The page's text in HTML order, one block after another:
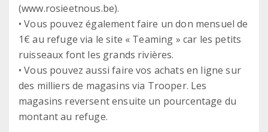
(www.rosieetnous.be).
• Vous pouvez également faire un don mensuel de
1€ au refuge via le site « Teaming » car les petits
ruisseaux font les grands rivières.
• Vous pouvez aussi faire vos achats en ligne sur
des milliers de magasins via Trooper. Les
magasins reversent ensuite un pourcentage du
montant au refuge.